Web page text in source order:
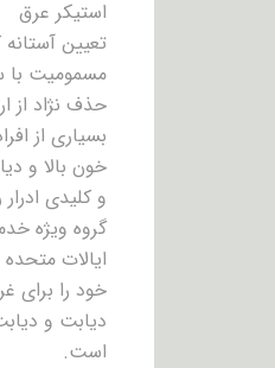
استیکر عرق
تعیین آستانه
مسمومیت با
حذف نژاد از
بسیاری از
خون بالا و
و کلیدی ادرار
گروه ویژه
ایالات
خود را برای
است.